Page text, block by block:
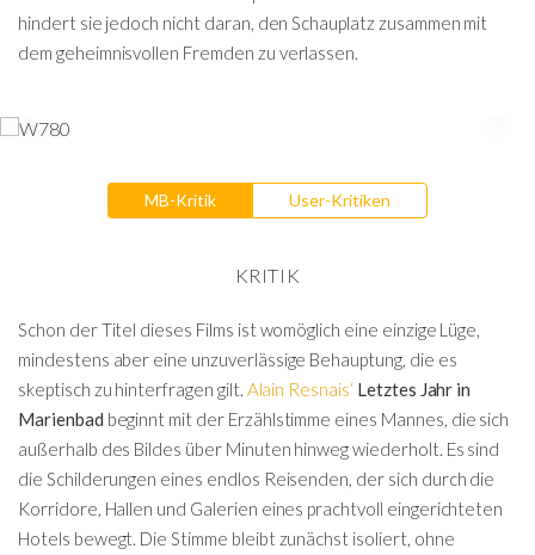
hindert sie jedoch nicht daran, den Schauplatz zusammen mit
dem geheimnisvollen Fremden zu verlassen.
MB-Kritik User-Kritiken
KRITIK
Schon der Titel dieses Films ist womöglich eine einzige Lüge,
mindestens aber eine unzuverlässige Behauptung, die es
skeptisch zu hinterfragen gilt. Alain Resnais‘ Letztes Jahr in
Marienbad beginnt mit der Erzählstimme eines Mannes, die sich
außerhalb des Bildes über Minuten hinweg wiederholt. Es sind
die Schilderungen eines endlos Reisenden, der sich durch die
Korridore, Hallen und Galerien eines prachtvoll eingerichteten
Hotels bewegt. Die Stimme bleibt zunächst isoliert, ohne